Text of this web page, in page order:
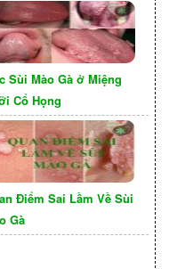
Sùi Mào Gà ở Miệng
Cổ Họng
Điểm Sai Lầm Về Sùi
Gà